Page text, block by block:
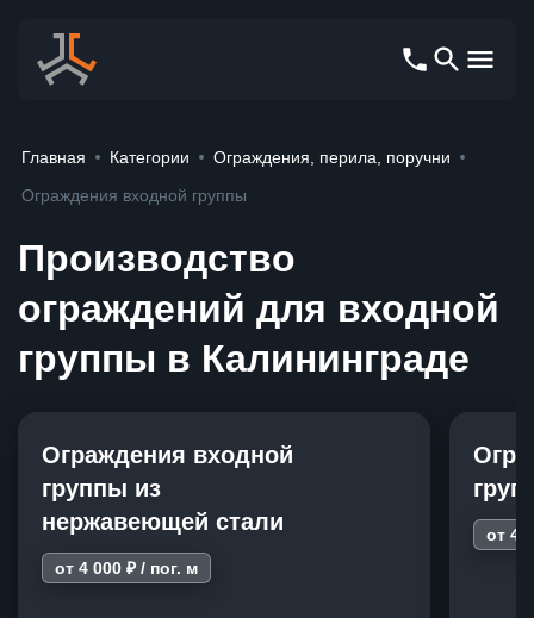
Главная Категории
Ограждения, перила, поручни
Ограждения входной группы
Производство
ограждений для входной
группы в Калининграде
Ограждения входной
группы из
нержавеющей стали
от 4 000 ₽ / пог. м
от 4